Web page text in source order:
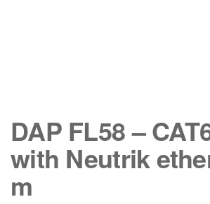
DAP FL58 –
with Neutrik
m